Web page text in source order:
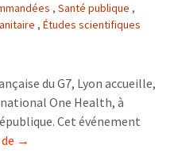
, Santé publique ,
, Études scientifiques
du G7, Lyon accueille,
One Health, à
Cet événement
Lyon
→